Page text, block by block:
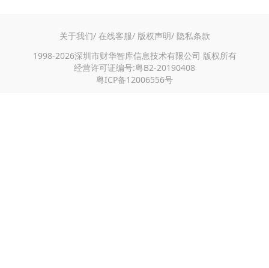
关于我们/ 在线客服/ 版权声明/ 隐私条款
1998-2026深圳市财华智库信息技术有限公司 版权所有
经营许可证编号:粤B2-20190408
粤ICP备12006556号